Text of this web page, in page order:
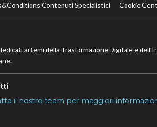
Contenuti Specialistici Cookie
ai temi della Trasformazione Digitale e
il nostro team per maggiori